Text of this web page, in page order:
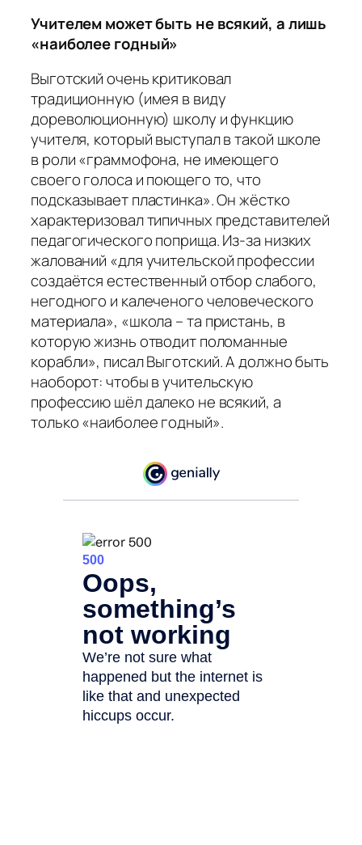
Учителем может быть не всякий, а лишь
«наиболее годный»
Выготский очень критиковал
традиционную (имея в виду
дореволюционную) школу и функцию
учителя, который выступал в такой школе
в роли «граммофона, не имеющего
своего голоса и поющего то, что
подсказывает пластинка». Он жёстко
характеризовал типичных представителей
педагогического поприща. Из-за низких
жалований «для учительской профессии
создаётся естественный отбор слабого,
негодного и калеченого человеческого
материала», «школа – та пристань, в
которую жизнь отводит поломанные
корабли», писал Выготский. А должно быть
наоборот: чтобы в учительскую
профессию шёл далеко не всякий, а
только«наиболее годный».